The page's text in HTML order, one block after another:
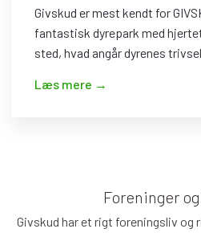
Givskud er mest kendt for
fantastisk dyrepark med
sted, hvad angår dyrenes trivsel.
​Læs mere →
Foreninger
​Givskud har et rigt foreningsliv